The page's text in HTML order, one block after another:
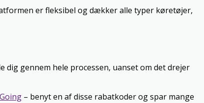
er fleksibel og dækker alle typer køretøjer,
dig gennem hele processen, uanset om det drejer
– benyt en af disse rabatkoder og spar mange